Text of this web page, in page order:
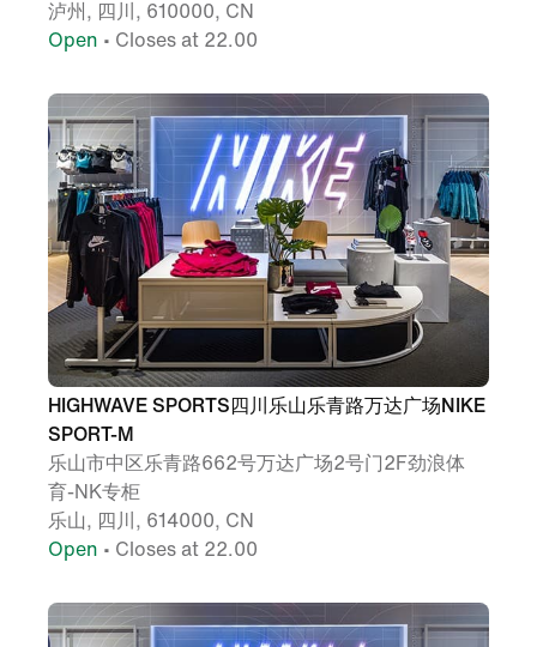
泸州, 四川, 610000, CN
Open • Closes at 22.00
HIGHWAVE SPORTS四川乐山乐青路万达广场NIKE
SPORT-M
乐山市中区乐青路662号万达广场2号门2F劲浪体
育-NK专柜
乐山, 四川, 614000, CN
Open • Closes at 22.00